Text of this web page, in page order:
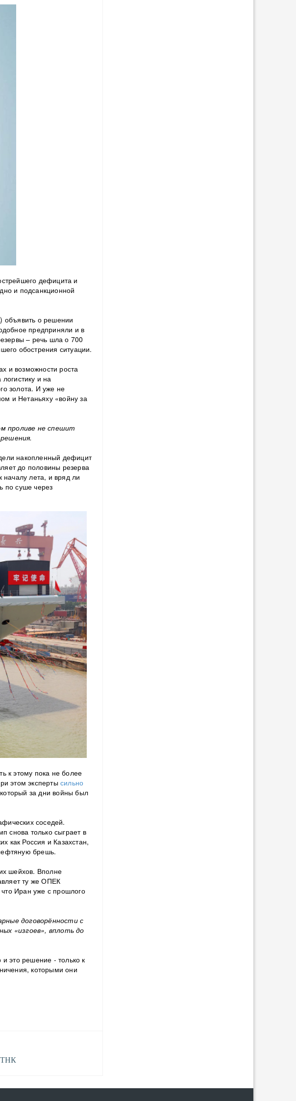
дефицита и
и подсанкционной
объявить о решении
предприняли и в
– речь шла о 700
обострения ситуации.
и возможности роста
и на
золота. И уже не
и Нетаньяху «войну за
проливе не спешит
накопленный дефицит
до половины резерва
лета, и вряд ли
по суше через
к этому пока не более
этом экспертысильно
за дни войны был
соседей.
снова только сыграет в
как Россия и Казахстан,
брешь.
шейхов. Вполне
ту же ОПЕК
Иран уже с прошлого
договорённости с
«изгоев», вплоть до
это решение - только к
которыми они
ТНК